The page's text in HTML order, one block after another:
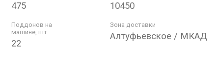
475 10450
Поддонов на
машине, шт.
22
Зона доставки
Алтуфьевское / МКАД